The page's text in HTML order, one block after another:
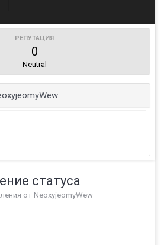
РЕПУТАЦИЯ
0
Neutral
статуса
от NeoxyjeomyWew